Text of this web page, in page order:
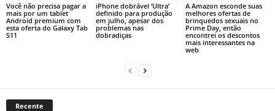
Você não precisa pagar a
mais por um tablet
Android premium com
esta oferta do Galaxy Tab
S11
iPhone dobrável ‘Ultra’
definido para produção
em julho, apesar dos
problemas nas
dobradiças
A Amazon esconde suas
melhores ofertas de
brinquedos sexuais no
Prime Day, então
encontrei os descontos
mais interessantes na
web
Recente